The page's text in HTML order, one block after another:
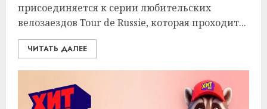
присоединяется к серии любительских
велозаездов Tour de Russie, которая проходит...
ЧИТАТЬ ДАЛЕЕ